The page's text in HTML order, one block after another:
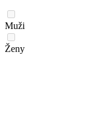
Muži
Ženy